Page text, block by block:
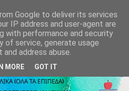
Google to deliver its services
IP address and user-agent are
with performance and security
of service, generate usage
address abuse.
MORE GOT IT